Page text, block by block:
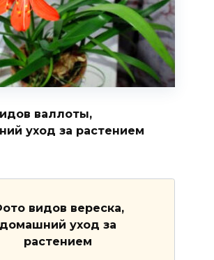
валлоты,
уход за растением
видов вереска,
домашний уход за
растением